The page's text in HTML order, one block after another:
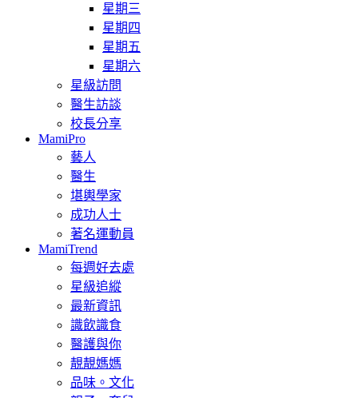
星期三
星期四
星期五
星期六
星級訪問
醫生訪談
校長分享
MamiPro
藝人
醫生
堪輿學家
成功人士
著名運動員
MamiTrend
每週好去處
星級追縱
最新資訊
識飲識食
醫護與你
靚靚媽媽
品味。文化